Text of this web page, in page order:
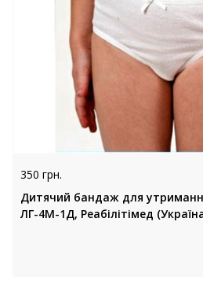
350 грн.
Дитячий бандаж для
ЛГ-4М-1Д, Реабілітімед